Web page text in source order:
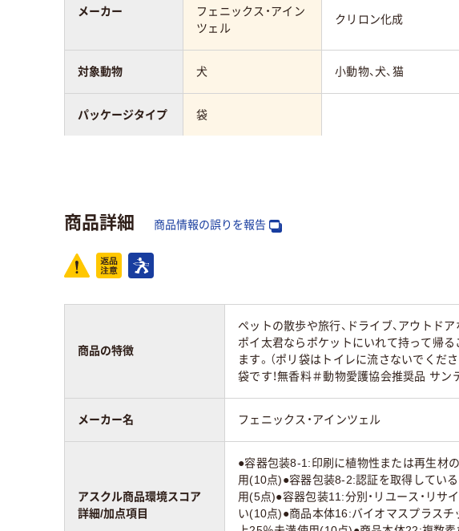
フェニックス・アイン
ツェル
クリロン化成
犬 小動物、犬、猫
袋
メーカー
対象動物
パッケージタイプ
商品詳細 商品情報の誤りを報告
商品の特徴
ペットの散歩や旅行、ドライブ、アウトド
ポイ太君ならポケットにいれて持って帰
ます。（ポリ袋はトイレに流さないでくだ
袋です！無香料＃動物愛護協会推奨品 サ
メーカー名 フェニックス・アインツェル
アスクル商品環境スコア
詳細/加点項目
●容器包装8-1:印刷に植物性または再生材
用(10点)●容器包装8-2:認証を取得してい
用(5点)●容器包装11:分別・リユース・リサ
い(10点)●商品本体16:バイオマスプラスチ